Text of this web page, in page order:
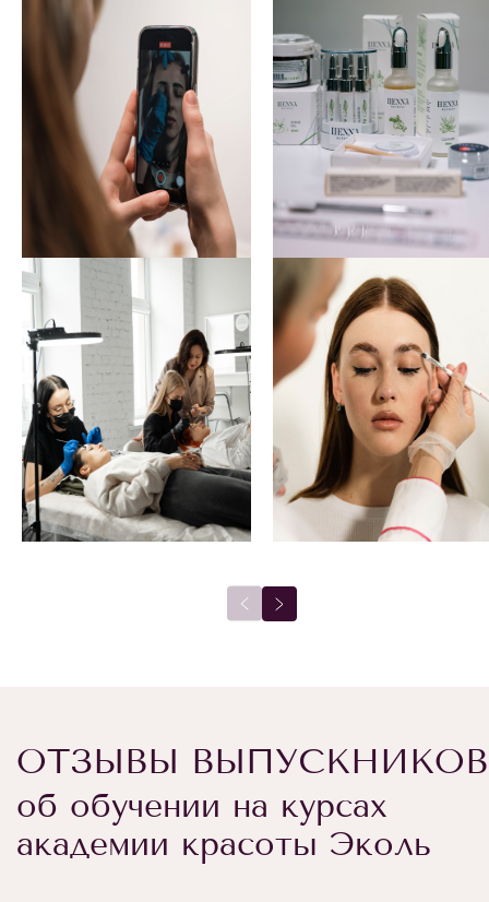
ОТЗЫВЫ ВЫПУСКНИКОВ
об обучении на курсах
академии красоты Эколь